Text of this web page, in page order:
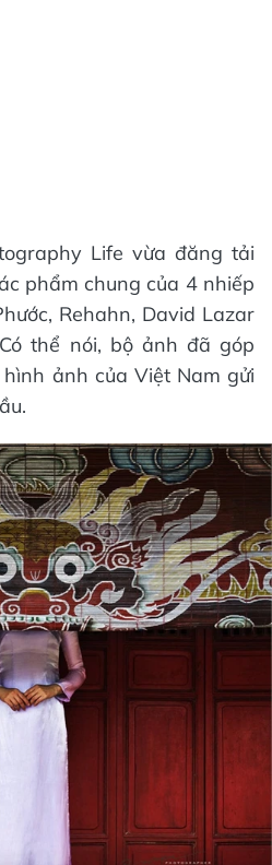
Life vừa đăng tải
phẩm chung của 4 nhiếp
Rehahn, David Lazar
thể nói, bộ ảnh đã góp
ảnh của Việt Nam gửi